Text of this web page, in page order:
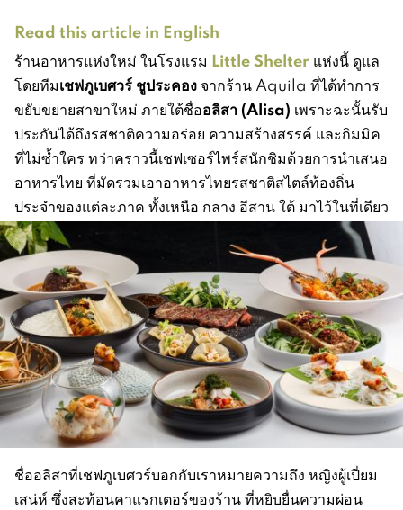
Read this article in English
ร้านอาหารแห่งใหม่ ในโรงแรม Little Shelter แห่งนี้ ดูแล
โดยทีมเชฟภูเบศวร์ ชูประคอง จากร้าน Aquila ที่ได้ทำการ
ขยับขยายสาขาใหม่ ภายใต้ชื่ออลิสา (Alisa) เพราะฉะนั้นรับ
ประกันได้ถึงรสชาติความอร่อย ความสร้างสรรค์ และกิมมิค
ที่ไม่ซ้ำใคร ทว่าคราวนี้เชฟเซอร์ไพร์สนักชิมด้วยการนำเสนอ
อาหารไทย ที่มัดรวมเอาอาหารไทยรสชาติสไตล์ท้องถิ่น
ประจำของแต่ละภาค ทั้งเหนือ กลาง อีสาน ใต้ มาไว้ในที่เดียว
ชื่ออลิสาที่เชฟภูเบศวร์บอกกับเราหมายความถึง หญิงผู้เปี่ยม
เสน่ห์ ซึ่งสะท้อนคาแรกเตอร์ของร้าน ที่หยิบยื่นความผ่อน